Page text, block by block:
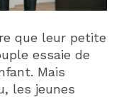
que leur petite
essaie de
Mais
les jeunes